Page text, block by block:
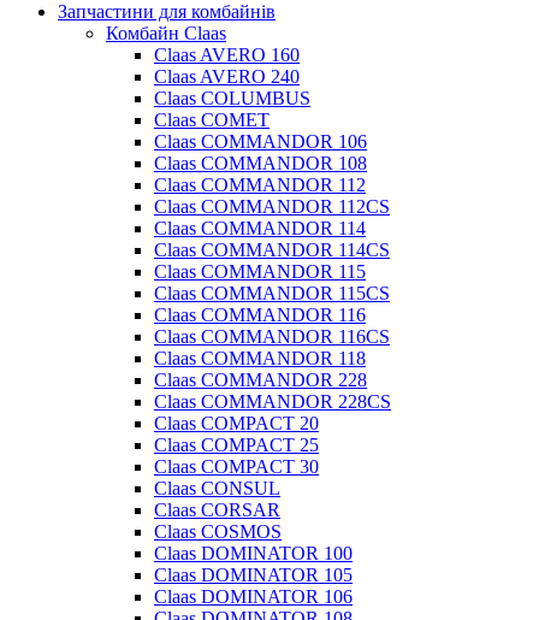
Запчастини для комбайнів
Комбайн Claas
Claas AVERO 160
Claas AVERO 240
Claas COLUMBUS
Claas COMET
Claas COMMANDOR 106
Claas COMMANDOR 108
Claas COMMANDOR 112
Claas COMMANDOR 112CS
Claas COMMANDOR 114
Claas COMMANDOR 114CS
Claas COMMANDOR 115
Claas COMMANDOR 115CS
Claas COMMANDOR 116
Claas COMMANDOR 116CS
Claas COMMANDOR 118
Claas COMMANDOR 228
Claas COMMANDOR 228CS
Claas COMPACT 20
Claas COMPACT 25
Claas COMPACT 30
Claas CONSUL
Claas CORSAR
Claas COSMOS
Claas DOMINATOR 100
Claas DOMINATOR 105
Claas DOMINATOR 106